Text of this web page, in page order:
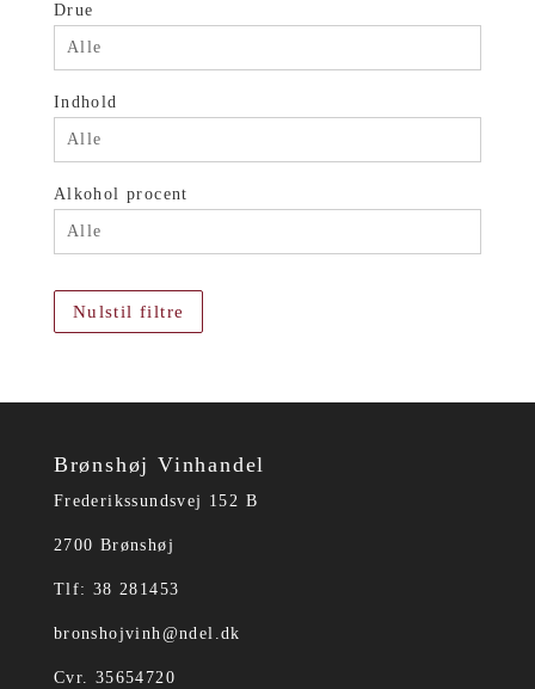
Drue
Alle
Indhold
Alle
Alkohol procent
Alle
Nulstil filtre
Brønshøj Vinhandel
Frederikssundsvej 152 B
2700 Brønshøj
Tlf: 38 281453
bronshojvinh@ndel.dk
Cvr. 35654720